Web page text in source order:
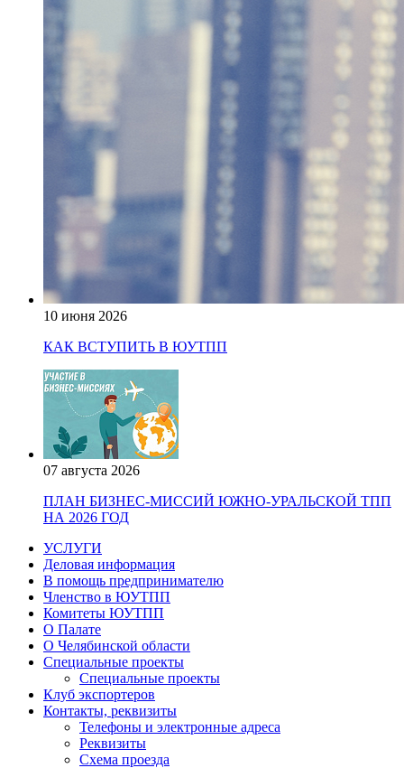
10 июня 2026
КАК ВСТУПИТЬ В ЮУТПП
07 августа 2026
ПЛАН БИЗНЕС-МИССИЙ ЮЖНО-УРАЛЬСКОЙ ТПП
НА 2026 ГОД
УСЛУГИ
Деловая информация
В помощь предпринимателю
Членство в ЮУТПП
Комитеты ЮУТПП
О Палате
О Челябинской области
Специальные проекты
Специальные проекты
Клуб экспортеров
Контакты, реквизиты
Телефоны и электронные адреса
Реквизиты
Схема проезда